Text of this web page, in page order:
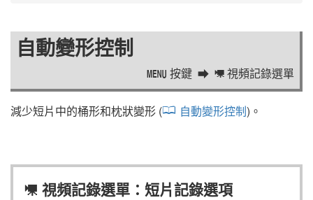
自動變形控制
G 按鍵 1 視頻記錄選單
減少短片中的桶形和枕狀變形 ( 自動變形控制)。
1 視頻記錄選單：短片記錄選項